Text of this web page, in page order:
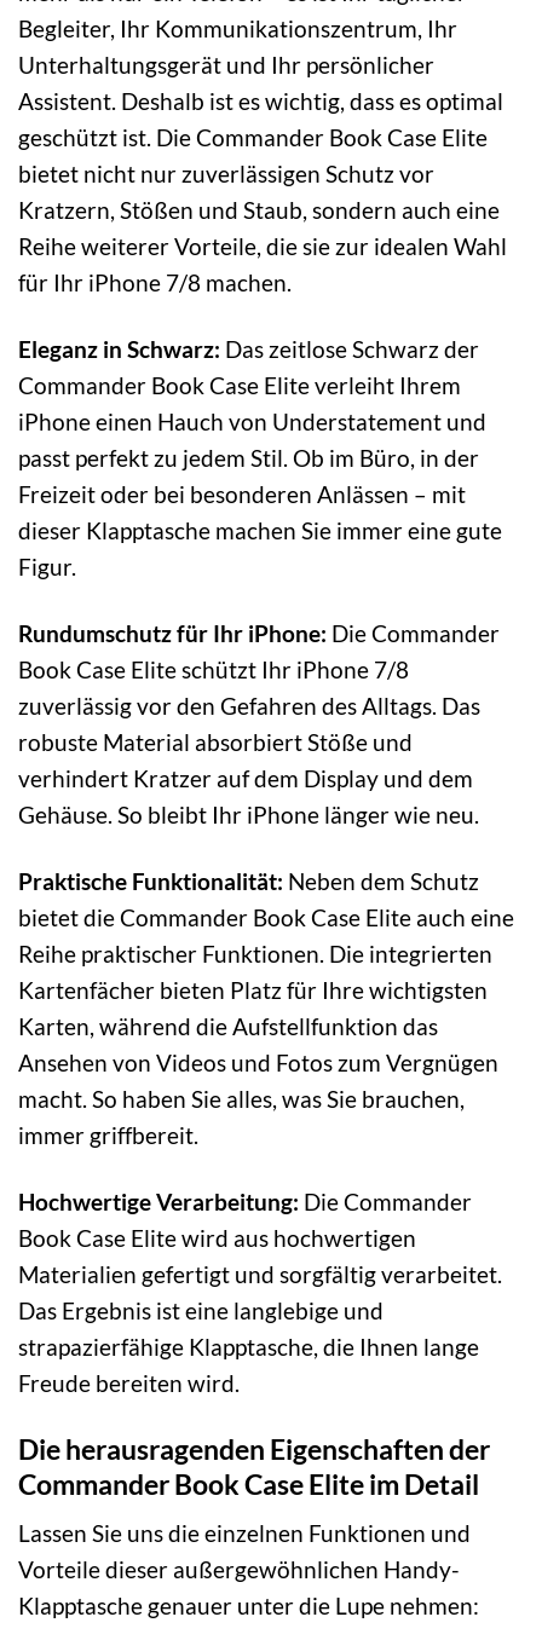
Begleiter, Ihr Kommunikationszentrum, Ihr
Unterhaltungsgerät und Ihr persönlicher
Assistent. Deshalb ist es wichtig, dass es optimal
geschützt ist. Die Commander Book Case Elite
bietet nicht nur zuverlässigen Schutz vor
Kratzern, Stößen und Staub, sondern auch eine
Reihe weiterer Vorteile, die sie zur idealen Wahl
für Ihr iPhone 7/8 machen.
Eleganz in Schwarz: Das zeitlose Schwarz der
Commander Book Case Elite verleiht Ihrem
iPhone einen Hauch von Understatement und
passt perfekt zu jedem Stil. Ob im Büro, in der
Freizeit oder bei besonderen Anlässen – mit
dieser Klapptasche machen Sie immer eine gute
Figur.
Rundumschutz für Ihr iPhone: Die Commander
Book Case Elite schützt Ihr iPhone 7/8
zuverlässig vor den Gefahren des Alltags. Das
robuste Material absorbiert Stöße und
verhindert Kratzer auf dem Display und dem
Gehäuse. So bleibt Ihr iPhone länger wie neu.
Praktische Funktionalität: Neben dem Schutz
bietet die Commander Book Case Elite auch eine
Reihe praktischer Funktionen. Die integrierten
Kartenfächer bieten Platz für Ihre wichtigsten
Karten, während die Aufstellfunktion das
Ansehen von Videos und Fotos zum Vergnügen
macht. So haben Sie alles, was Sie brauchen,
immer griffbereit.
Hochwertige Verarbeitung: Die Commander
Book Case Elite wird aus hochwertigen
Materialien gefertigt und sorgfältig verarbeitet.
Das Ergebnis ist eine langlebige und
strapazierfähige Klapptasche, die Ihnen lange
Freude bereiten wird.
Die herausragenden Eigenschaften der
Commander Book Case Elite im Detail
Lassen Sie uns die einzelnen Funktionen und
Vorteile dieser außergewöhnlichen Handy-
Klapptasche genauer unter die Lupe nehmen: